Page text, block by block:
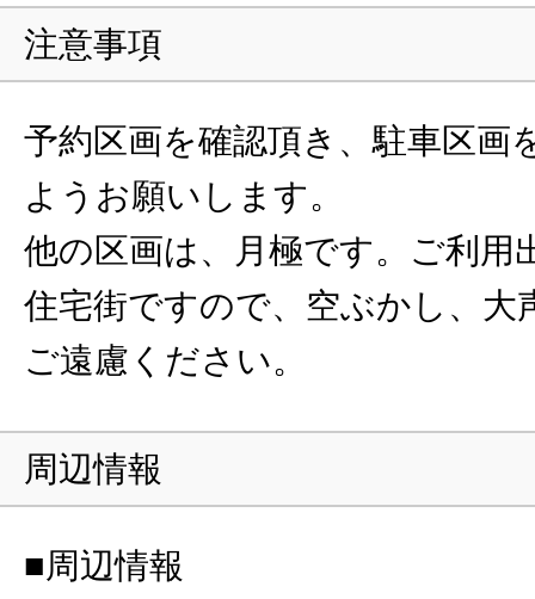
注意事項
予約区画を確認頂き、駐車区画
ようお願いします。
他の区画は、月極です。ご利用
住宅街ですので、空ぶかし、大
ご遠慮ください。
周辺情報
■周辺情報